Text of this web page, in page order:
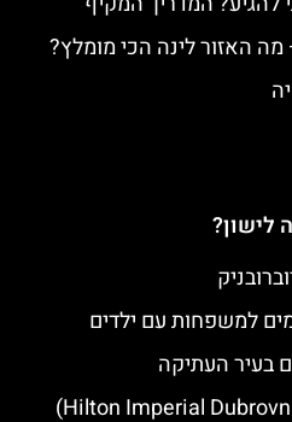
מה האזור לינה הכי מומלץ?
לישון?
למשפחות עם ילדים
בעיר העתיקה